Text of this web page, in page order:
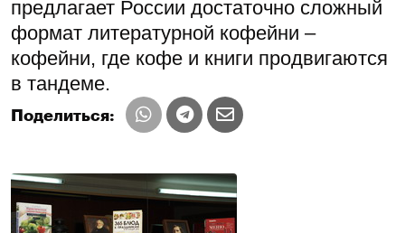
предлагает России достаточно сложный
формат литературной кофейни –
кофейни, где кофе и книги продвигаются
в тандеме.
Поделиться: